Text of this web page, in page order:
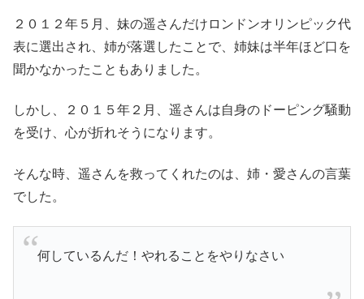
２０１２年５月、妹の遥さんだけロンドンオリンピック代
表に選出され、姉が落選したことで、姉妹は半年ほど口を
聞かなかったこともありました。
しかし、２０１５年２月、遥さんは自身のドーピング騒動
を受け、心が折れそうになります。
そんな時、遥さんを救ってくれたのは、姉・愛さんの言葉
でした。
何しているんだ！やれることをやりなさい